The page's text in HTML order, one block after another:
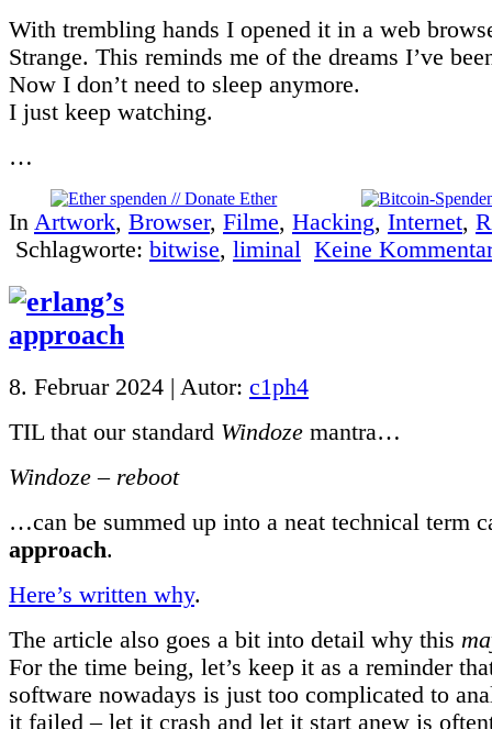
With trembling hands I opened it in a web
Strange. This reminds me of the dreams I’ve
Now I don’t need to sleep anymore.
I just keep watching.
…
In Artwork, Browser, Filme, Hacking, Internet,
Schlagworte: bitwise, liminal Keine
8. Februar 2024 | Autor: c1ph4
TIL that our standard Windoze mantra…
Windoze – reboot
…can be summed up into a neat technical term
approach.
Here’s written why.
The article also goes a bit into detail why this
For the time being, let’s keep it as a reminder
software nowadays is just too complicated to
it failed – let it crash and let it start anew is